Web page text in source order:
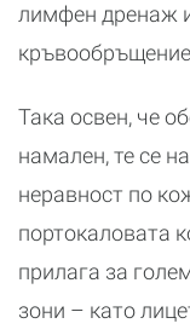
лимфен дренаж
Така освен, че
намален, те се
неравност по
портокаловата
прилага за
зони – като